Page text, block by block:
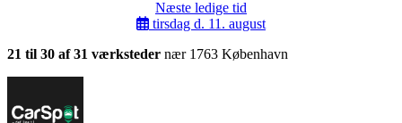
Næste ledige tid
tirsdag d. 11. august
21 til 30 af 31 værksteder nær 1763 København